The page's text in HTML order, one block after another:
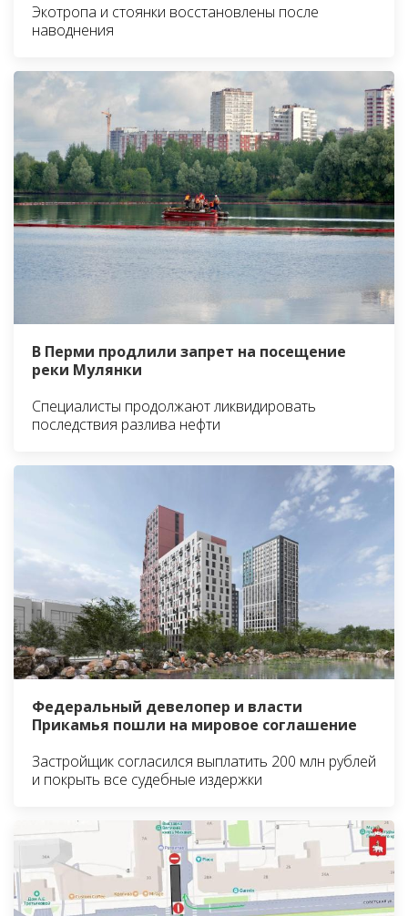
Экотропа и стоянки восстановлены после
наводнения
В Перми продлили запрет на посещение
реки Мулянки
Специалисты продолжают ликвидировать
последствия разлива нефти
Федеральный девелопер и власти
Прикамья пошли на мировое соглашение
Застройщик согласился выплатить 200 млн рублей
и покрыть все судебные издержки